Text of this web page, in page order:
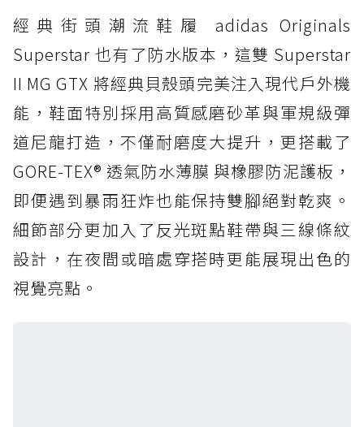
防水鞋推薦 4. ASICS TRABUCO 14 GTX：搭
載 GORE-TEX 隱形貼合科技，全方位防水神鞋
防水鞋推薦 5. Salomon XT-6 GORE-TEX：潮
人必備山系鞋王！防滑、防水與街頭顏值一次攻
頂
防水鞋推薦 6. HOKA Stinson Evo GTX：越野
復刻厚底，GORE-TEX 防水與增高神器一次滿
黃靴同級頂級防水，輕量化工裝健走鞋雨天必備
防水鞋推薦 7. Timberland Motion Access：
黃靴同級頂級防水，輕量化工裝健走鞋雨天必備
經典街頭潮流鞋履 adidas Originals
Superstar 也有了防水版本，這雙 Superstar
II MG GTX 將經典貝殼頭完美注入現代戶外機
能，鞋面特別採用高質感磨砂革與軍規級彈
道尼龍打造，不僅耐磨度大提升，更搭載了
GORE-TEX® 透氣防水薄膜 與橡膠防泥護板，
即便遇到暴雨狂炸也能保持雙腳絕對乾爽。
細節部分更加入了反光斑點鞋帶與三線條紋
設計，在夜間或暗處穿搭時更能展現出色的
視覺亮點。